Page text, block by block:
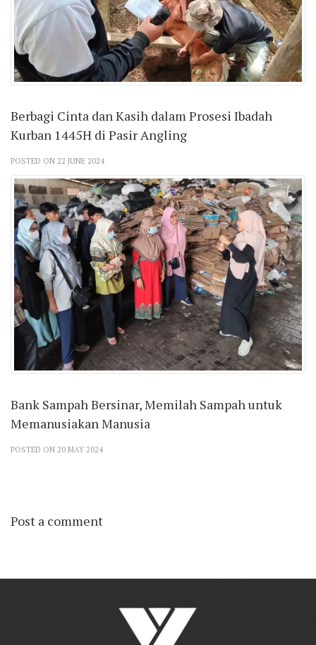
Berbagi Cinta dan Kasih dalam Prosesi Ibadah
Kurban 1445H di Pasir Angling
POSTED ON 22 JUNE 2024
Bank Sampah Bersinar, Memilah Sampah untuk
Memanusiakan Manusia
POSTED ON 20 MAY 2024
Post a comment